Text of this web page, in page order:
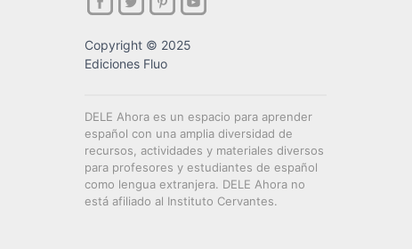
Copyright © 2025
Ediciones Fluo
DELE Ahora es un espacio para aprender
español con una amplia diversidad de
recursos, actividades y materiales diversos
para profesores y estudiantes de español
como lengua extranjera. DELE Ahora no
está afiliado al Instituto Cervantes.